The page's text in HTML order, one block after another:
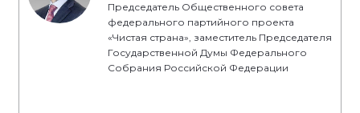
Председатель Общественного совета
федерального партийного проекта
«Чистая страна», заместитель Председателя
Государственной Думы Федерального
Собрания Российской Федерации